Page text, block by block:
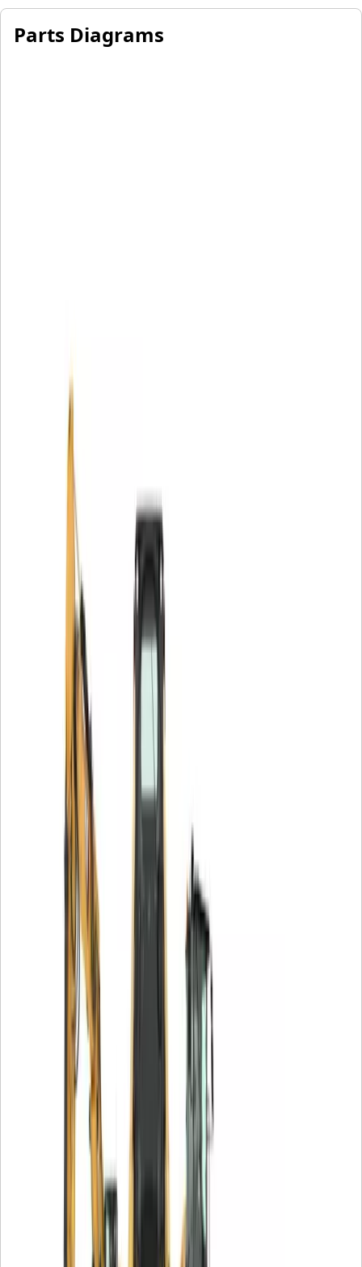
Parts Diagrams